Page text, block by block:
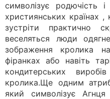
символізує родючість
християнських країнах
зустріти практично
веселяться люди
зображення кролика
фіранках або навіть
кондитерських
кролика.Ще одним
який символізує